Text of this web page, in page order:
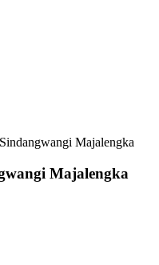
Majalengka
Majalengka